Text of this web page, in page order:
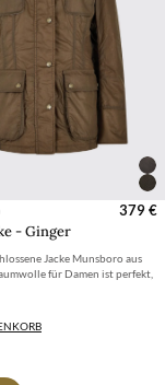
- Ginger
379 €
Jacke Munsboro aus
für Damen ist perfekt,